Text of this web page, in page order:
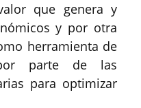
que genera y
y por otra
herramienta de
parte de las
para optimizar